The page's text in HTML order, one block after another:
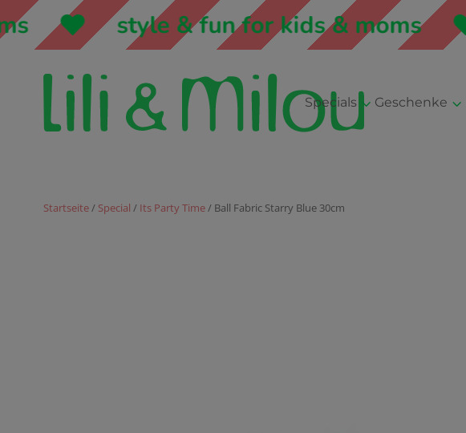
style & fun for kids & moms
Specials 3 Geschenke 3
Startseite/ Special / Its Party Time/ Ball Fabric Starry Blue 30cm